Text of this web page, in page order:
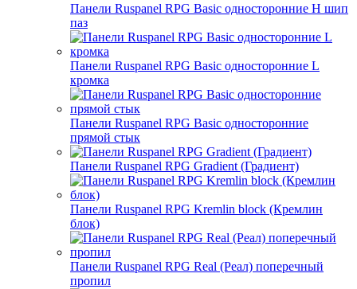
Панели Ruspanel RPG Basic односторонние H шип
паз
Панели Ruspanel RPG Basic односторонние L
кромка
Панели Ruspanel RPG Basic односторонние
прямой стык
Панели Ruspanel RPG Gradient (Градиент)
Панели Ruspanel RPG Kremlin block (Кремлин
блок)
Панели Ruspanel RPG Real (Реал) поперечный
пропил